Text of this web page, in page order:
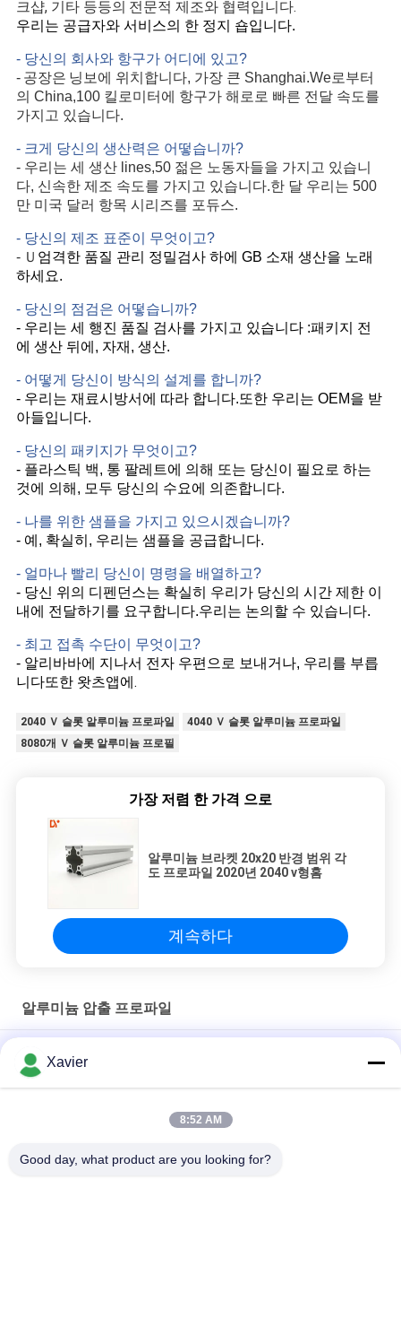
크샵, 기타 등등의 전문적 제조와 협력입니다.
우리는 공급자와 서비스의 한 정지 숍입니다.
- 당신의 회사와 항구가 어디에 있고?
- 공장은 닝보에 위치합니다, 가장 큰 Shanghai.We로부터
의 China,100 킬로미터에 항구가 해로로 빠른 전달 속도를
가지고 있습니다.
- 크게 당신의 생산력은 어떻습니까?
- 우리는 세 생산 lines,50 젊은 노동자들을 가지고 있습니
다, 신속한 제조 속도를 가지고 있습니다.한 달 우리는 500
만 미국 달러 항목 시리즈를 포듀스.
- 당신의 제조 표준이 무엇이고?
- Ｕ 엄격한 품질 관리 정밀검사 하에 GB 소재 생산을 노래
하세요.
- 당신의 점검은 어떻습니까?
- 우리는 세 행진 품질 검사를 가지고 있습니다 :패키지 전
에 생산 뒤에, 자재, 생산.
- 어떻게 당신이 방식의 설계를 합니까?
- 우리는 재료시방서에 따라 합니다.또한 우리는 OEM을 받
아들입니다.
- 당신의 패키지가 무엇이고?
- 플라스틱 백, 통 팔레트에 의해 또는 당신이 필요로 하는
것에 의해, 모두 당신의 수요에 의존합니다.
- 나를 위한 샘플을 가지고 있으시겠습니까?
- 예, 확실히, 우리는 샘플을 공급합니다.
- 얼마나 빨리 당신이 명령을 배열하고?
- 당신 위의 디펜던스는 확실히 우리가 당신의 시간 제한 이
내에 전달하기를 요구합니다.우리는 논의할 수 있습니다.
- 최고 접촉 수단이 무엇이고?
- 알리바바에 지나서 전자 우편으로 보내거나, 우리를 부릅
니다또한 왓츠앱에.
2040 Ｖ 슬롯 알루미늄 프로파일
4040 Ｖ 슬롯 알루미늄 프로파일
8080개 Ｖ 슬롯 알루미늄 프로필
가장 저렴 한 가격 으로
알루미늄 브라켓 20x20 반경 범위 각
도 프로파일 2020년 2040 v형홈
계속하다
알루미늄 압출 프로파일
합금 부문 Ｔ 슬롯 6063 알류미늄 압출은 8080 4040 시리즈를 돋
Xavier
8:52 AM
Good day, what product are you looking for?